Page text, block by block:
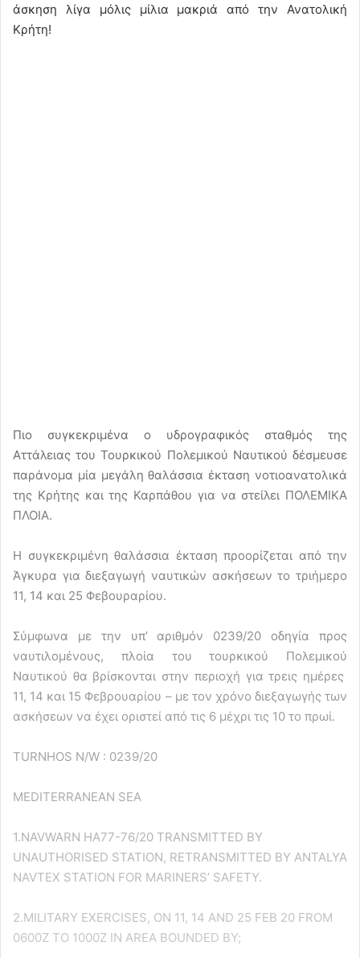
άσκηση λίγα μόλις μίλια μακριά από την Ανατολική
Κρήτη!
Πιο συγκεκριμένα ο υδρογραφικός σταθμός της
Αττάλειας του Τουρκικού Πολεμικού Ναυτικού δέσμευσε
παράνομα μία μεγάλη θαλάσσια έκταση νοτιοανατολικά
της Κρήτης και της Καρπάθου για να στείλει ΠΟΛΕΜΙΚΑ
ΠΛΟΙΑ.
Η συγκεκριμένη θαλάσσια έκταση προορίζεται από την
Άγκυρα για διεξαγωγή ναυτικών ασκήσεων το τριήμερο
11, 14 και 25 Φεβουραρίου.
Σύμφωνα με την υπ’ αριθμόν 0239/20 οδηγία προς
ναυτιλομένους, πλοία του τουρκικού Πολεμικού
Ναυτικού θα βρίσκονται στην περιοχή για τρεις ημέρες
11, 14 και 15 Φεβρουαρίου – με τον χρόνο διεξαγωγής των
ασκήσεων να έχει οριστεί από τις 6 μέχρι τις 10 το πρωί.
TURNHOS N/W : 0239/20
MEDITERRANEAN SEA
1.NAVWARN HA77-76/20 TRANSMITTED BY
UNAUTHORISED STATION, RETRANSMITTED BY ANTALYA
NAVTEX STATION FOR MARINERS’ SAFETY.
2.MILITARY EXERCISES, ON 11, 14 AND 25 FEB 20 FROM
0600Z TO 1000Z IN AREA BOUNDED BY;